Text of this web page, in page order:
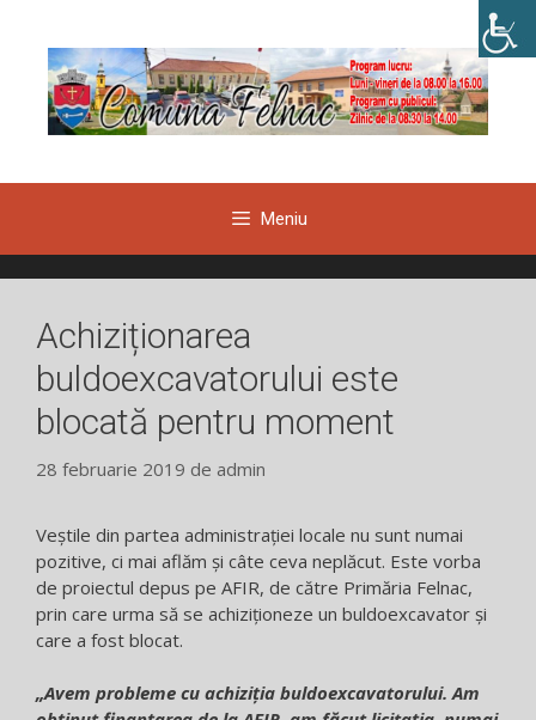
conținut
Meniu
Achiziționarea
buldoexcavatorului este
blocată pentru moment
28 februarie 2019 de admin
Veștile din partea administrației locale nu sunt numai
pozitive, ci mai aflăm și câte ceva neplăcut. Este vorba
de proiectul depus pe AFIR, de către Primăria Felnac,
prin care urma să se achiziționeze un buldoexcavator și
care a fost blocat.
„Avem probleme cu achiziția buldoexcavatorului. Am